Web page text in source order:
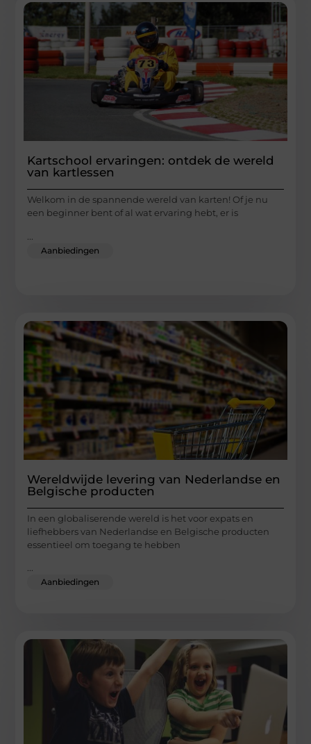
Kartschool ervaringen: ontdek de wereld
van kartlessen
Welkom in de spannende wereld van karten! Of je nu
een beginner bent of al wat ervaring hebt, er is
Aanbiedingen
Wereldwijde levering van Nederlandse en
Belgische producten
In een globaliserende wereld is het voor expats en
liefhebbers van Nederlandse en Belgische producten
essentieel om toegang te hebben
Aanbiedingen